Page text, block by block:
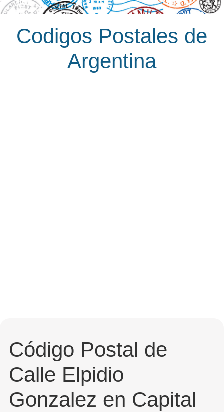
Codigos Postales de
Argentina
Código Postal de
Calle Elpidio
Gonzalez en Capital